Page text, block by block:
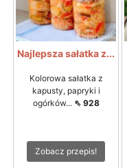
Najlepsza sałatka z...
Kolorowa sałatka z
kapusty, papryki i
ogórków... ⇖ 928
Zobacz przepis!